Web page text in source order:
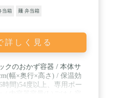
当箱 麺 弁当箱
詳しく見る
クのおかず容器 / 本体サ
幅×奥行×高さ) / 保温効
間)54度以上、専用ポー